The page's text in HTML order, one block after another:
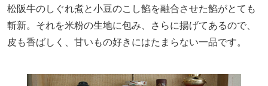
松阪牛のしぐれ煮と小豆のこし餡を融合させた餡がとても
斬新。それを米粉の生地に包み、さらに揚げてあるので、
皮も香ばしく、甘いもの好きにはたまらない一品です。